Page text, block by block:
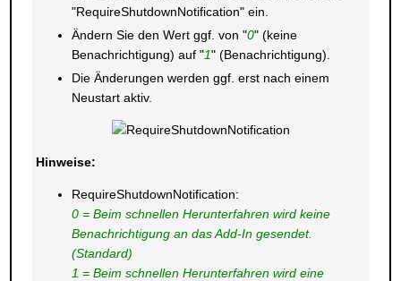
"RequireShutdownNotification" ein.
Ändern Sie den Wert ggf. von "0" (keine
Benachrichtigung) auf "1" (Benachrichtigung).
Die Änderungen werden ggf. erst nach einem
Neustart aktiv.
Hinweise:
RequireShutdownNotification:
0 = Beim schnellen Herunterfahren wird keine
Benachrichtigung an das Add-In gesendet.
(Standard)
1 = Beim schnellen Herunterfahren wird eine